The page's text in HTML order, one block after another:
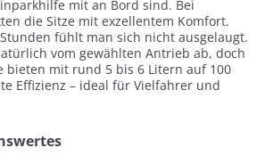
mit an Bord sind. Bei
die Sitze mit exzellentem Komfort.
fühlt man sich nicht ausgelaugt.
vom gewählten Antrieb ab, doch
bieten mit rund 5 bis 6 Litern auf 100
Effizienz – ideal für Vielfahrer und